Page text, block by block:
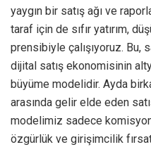
yaygın bir satış ağı ve
taraf için de sıfır yatırım,
prensibiyle çalışıyoruz. Bu,
dijital satış ekonomisinin
büyüme modelidir. Ayda
arasında gelir elde eden
modelimiz sadece
özgürlük ve girişimcilik